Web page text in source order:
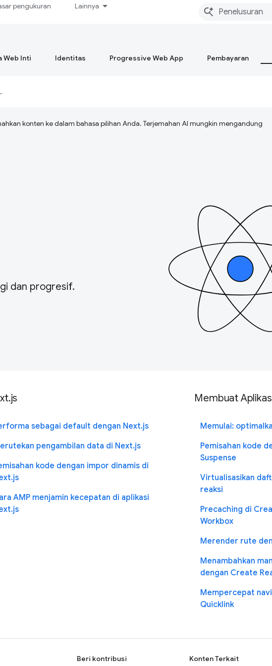
pengukuran Lainnya
Web Inti Identitas Progressive Web App Pembayaran
.
konten ke dalam bahasa pilihan Anda. Terjemahan AI mungkin mengandung
dan progresif.
sebagai default dengan Next.js
pengambilan data di Next.js
kode dengan impor dinamis di
AMP menjamin kecepatan di aplikasi
Membuat
Memulai:
Pemisahan kode
Suspense
Virtualisasikan
reaksi
Precaching di
Workbox
Merender rute
Menambahkan
dengan Create
Mempercepat
Quicklink
Beri kontribusi Konten Terkait